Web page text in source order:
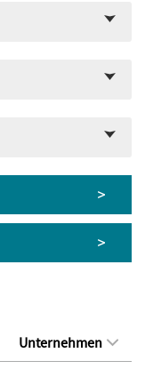
Unternehmen